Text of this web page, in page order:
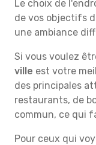
Le choix de
de vos objectifs
une ambiance
Si vous voulez
ville est votre
des principales
restaurants, de
commun, ce qui
Pour ceux qui